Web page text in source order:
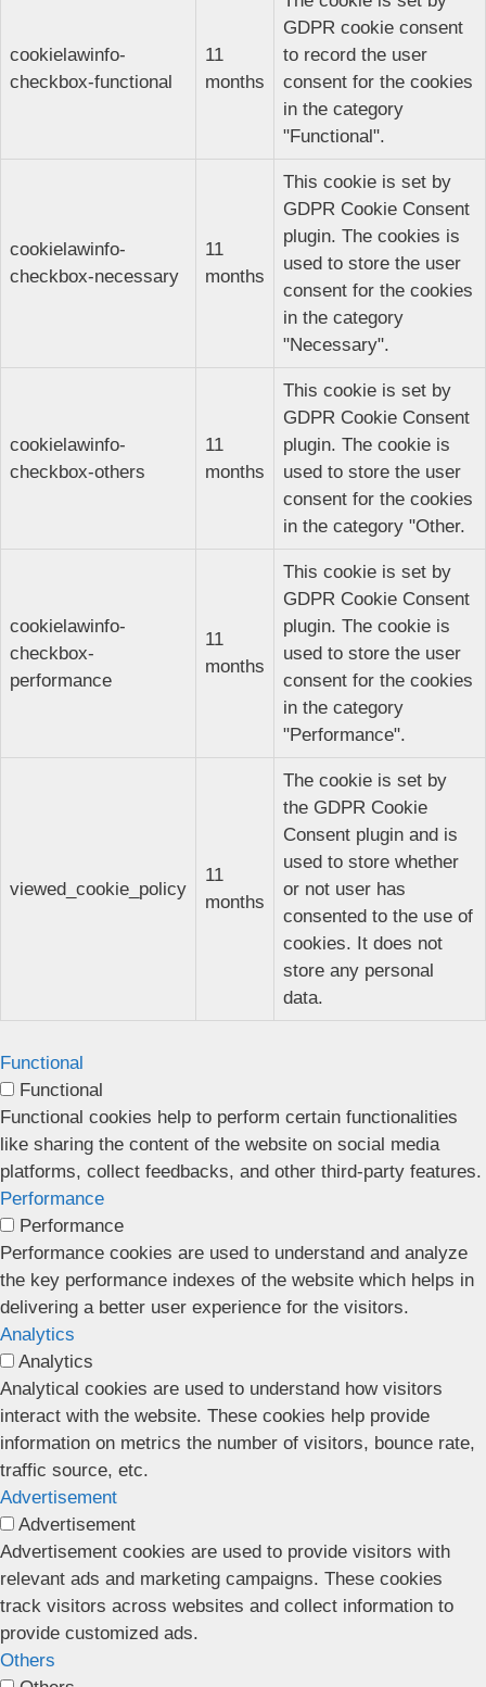
cookielawinfo-
checkbox-functional
11
months
GDPR cookie consent
to record the user
consent for the cookies
in the category
"Functional".
cookielawinfo-
checkbox-necessary
11
months
This cookie is set by
GDPR Cookie Consent
plugin. The cookies is
used to store the user
consent for the cookies
in the category
"Necessary".
cookielawinfo-
checkbox-others
11
months
This cookie is set by
GDPR Cookie Consent
plugin. The cookie is
used to store the user
consent for the cookies
in the category "Other.
cookielawinfo-
checkbox-
performance
11
months
This cookie is set by
GDPR Cookie Consent
plugin. The cookie is
used to store the user
consent for the cookies
in the category
"Performance".
viewed_cookie_policy
11
months
The cookie is set by
the GDPR Cookie
Consent plugin and is
used to store whether
or not user has
consented to the use of
cookies. It does not
store any personal
data.
Functional
Functional
Functional cookies help to perform certain functionalities
like sharing the content of the website on social media
platforms, collect feedbacks, and other third-party features.
Performance
Performance
Performance cookies are used to understand and analyze
the key performance indexes of the website which helps in
delivering a better user experience for the visitors.
Analytics
Analytics
Analytical cookies are used to understand how visitors
interact with the website. These cookies help provide
information on metrics the number of visitors, bounce rate,
traffic source, etc.
Advertisement
Advertisement
Advertisement cookies are used to provide visitors with
relevant ads and marketing campaigns. These cookies
track visitors across websites and collect information to
provide customized ads.
Others